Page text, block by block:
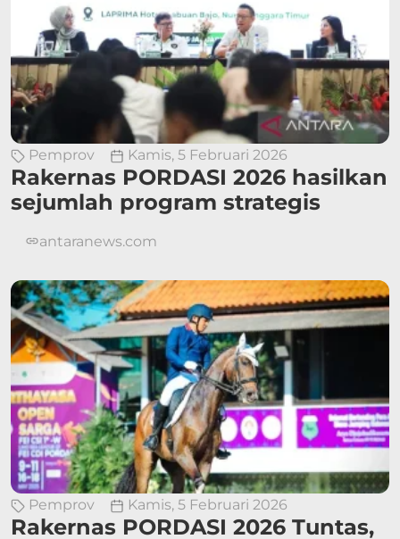
Pemprov Kamis, 5 Februari 2026
Rakernas PORDASI 2026 hasilkan
sejumlah program strategis
antaranews.com
Pemprov Kamis, 5 Februari 2026
Rakernas PORDASI 2026 Tuntas,